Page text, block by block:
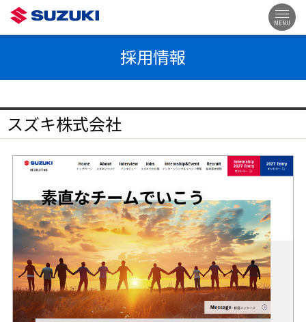
MENU
採用情報
スズキ株式会社